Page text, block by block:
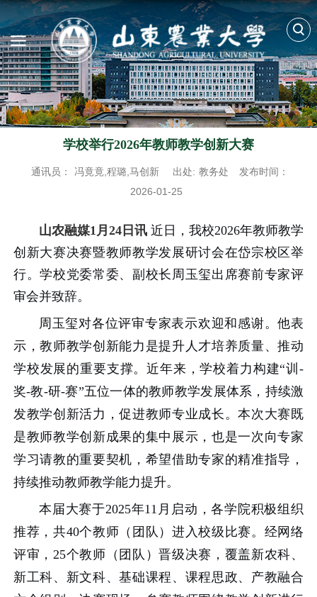
学校举行2026年教师教学创新大赛
通讯员： 冯竟竟,程璐,马创新 出处: 教务处
发布时间：
2026-01-25
山农融媒1月24日讯 近日，我校2026年教师教学
创新大赛决赛暨教师教学发展研讨会在岱宗校区举
行。学校党委常委、副校长周玉玺出席赛前专家评
审会并致辞。
周玉玺对各位评审专家表示欢迎和感谢。他表
示，教师教学创新能力是提升人才培养质量、推动
学校发展的重要支撑。近年来，学校着力构建“训-
奖-教-研-赛”五位一体的教师教学发展体系，持续激
发教学创新活力，促进教师专业成长。本次大赛既
是教师教学创新成果的集中展示，也是一次向专家
学习请教的重要契机，希望借助专家的精准指导，
持续推动教师教学能力提升。
本届大赛于2025年11月启动，各学院积极组织
推荐，共40个教师（团队）进入校级比赛。经网络
评审，25个教师（团队）晋级决赛，覆盖新农科、
新工科、新文科、基础课程、课程思政、产教融合